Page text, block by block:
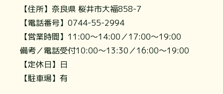
【住所】奈良県 桜井市大福858-7
【電話番号】0744-55-2994
【営業時間】11:00～14:00／17:00～19:00
備考／電話受付10:00～13:30／16:00～19:00
【定休日】日
【駐車場】有